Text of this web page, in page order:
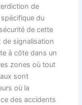
de
du
de cette
de signalisation
à côte dans un
zones où tout
sont
où la
des accidents